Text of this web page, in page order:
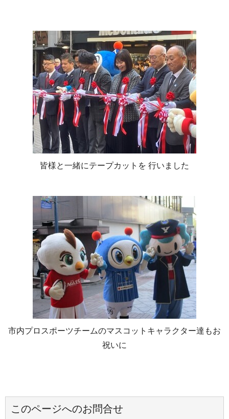
皆様と一緒にテープカットを 行いました
市内プロスポーツチームのマスコットキャラクター達もお
祝いに
このページへのお問合せ